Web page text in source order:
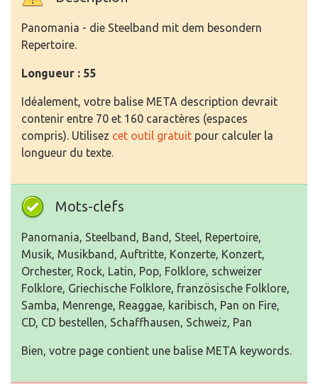
Panomania - die Steelband mit dem besondern
Repertoire.
Longueur : 55
Idéalement, votre balise META description devrait
contenir entre 70 et 160 caractères (espaces
compris). Utilisez cet outil gratuit pour calculer la
longueur du texte.
Mots-clefs
Panomania, Steelband, Band, Steel, Repertoire,
Musik, Musikband, Auftritte, Konzerte, Konzert,
Orchester, Rock, Latin, Pop, Folklore, schweizer
Folklore, Griechische Folklore, französische Folklore,
Samba, Menrenge, Reaggae, karibisch, Pan on Fire,
CD, CD bestellen, Schaffhausen, Schweiz, Pan
Bien, votre page contient une balise META keywords.